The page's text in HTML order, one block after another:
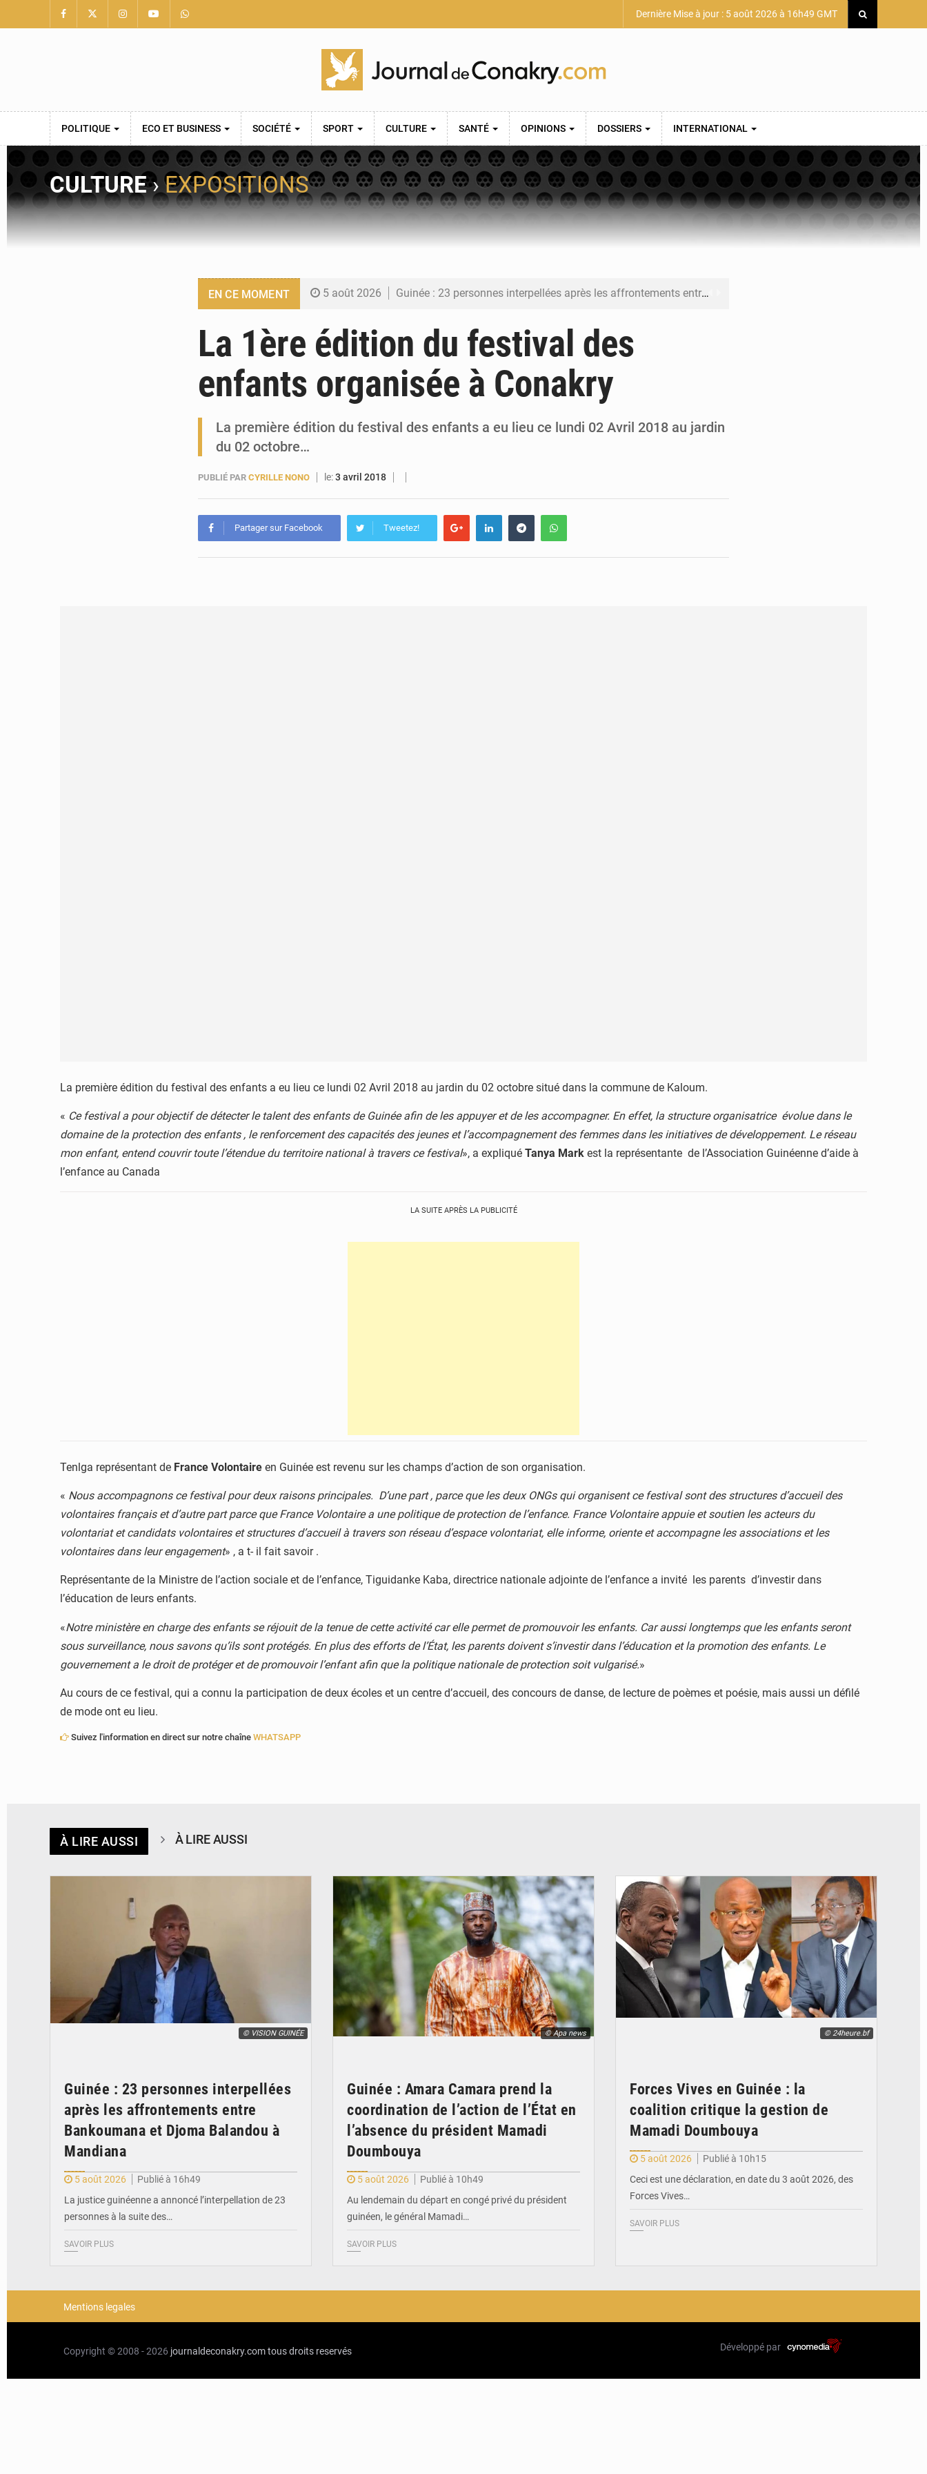
Dernière Mise à jour : 5 août 2026 à 16h49 GMT
POLITIQUE ECO ET BUSINESS SOCIÉTÉ SPORT CULTURE SANTÉ OPINIONS DOSSIERS INTERNATIONAL
CULTURE›EXPOSITIONS
EN CE MOMENT 5 août 2026 Guinée : 23 personnes interpellées après les affrontements entre Bankoumana et Djoma Balandou à Mandiana
5 août 2026 Forces Vives en Guinée : la coalition critique la gestion de Mamadi Doumbouya
4 août 2026 Guinée : Conakry explore un partenariat avec le groupe égyptien The Arab Contractors pour accélérer ses grands projets
La 1ère édition du festival des
enfants organisée à Conakry
La première édition du festival des enfants a eu lieu ce lundi 02 Avril 2018 au jardin
du 02 octobre…
PUBLIÉ PAR CYRILLE NONO le:3 avril 2018
Partager sur Facebook Tweetez!
La première édition du festival des enfants a eu lieu ce lundi 02 Avril 2018 au jardin du 02 octobre situé dans la commune de Kaloum.
« Ce festival a pour objectif de détecter le talent des enfants de Guinée afin de les appuyer et de les accompagner. En effet, la structure organisatrice évolue dans le
domaine de la protection des enfants , le renforcement des capacités des jeunes et l’accompagnement des femmes dans les initiatives de développement. Le réseau
mon enfant, entend couvrir toute l’étendue du territoire national à travers ce festival», a expliqué Tanya Mark est la représentante de l’Association Guinéenne d’aide à
l’enfance au Canada
LA SUITE APRÈS LA PUBLICITÉ
Tenlga représentant de France Volontaire en Guinée est revenu sur les champs d’action de son organisation.
« Nous accompagnons ce festival pour deux raisons principales. D’une part , parce que les deux ONGs qui organisent ce festival sont des structures d’accueil des
volontaires français et d’autre part parce que France Volontaire a une politique de protection de l’enfance. France Volontaire appuie et soutien les acteurs du
volontariat et candidats volontaires et structures d’accueil à travers son réseau d’espace volontariat, elle informe, oriente et accompagne les associations et les
volontaires dans leur engagement» , a t- il fait savoir .
Représentante de la Ministre de l’action sociale et de l’enfance, Tiguidanke Kaba, directrice nationale adjointe de l’enfance a invité les parents d’investir dans
l’éducation de leurs enfants.
«Notre ministère en charge des enfants se réjouit de la tenue de cette activité car elle permet de promouvoir les enfants. Car aussi longtemps que les enfants seront
sous surveillance, nous savons qu’ils sont protégés. En plus des efforts de l’État, les parents doivent s’investir dans l’éducation et la promotion des enfants. Le
gouvernement a le droit de protéger et de promouvoir l’enfant afin que la politique nationale de protection soit vulgarisé.»
Au cours de ce festival, qui a connu la participation de deux écoles et un centre d’accueil, des concours de danse, de lecture de poèmes et poésie, mais aussi un défilé
de mode ont eu lieu.
Suivez l'information en direct sur notre chaîne WHATSAPP
À LIRE AUSSI À LIRE AUSSI
© VISION GUINÉE
Guinée : 23 personnes interpellées
après les affrontements entre
Bankoumana et Djoma Balandou à
Mandiana
5 août 2026
Publié à 16h49
La justice guinéenne a annoncé l’interpellation de 23
personnes à la suite des…
SAVOIR PLUS
© Apa news
Guinée : Amara Camara prend la
coordination de l’action de l’État en
l’absence du président Mamadi
Doumbouya
5 août 2026
Publié à 10h49
Au lendemain du départ en congé privé du président
guinéen, le général Mamadi…
SAVOIR PLUS
© 24heure.bf
Forces Vives en Guinée : la
coalition critique la gestion de
Mamadi Doumbouya
5 août 2026
Publié à 10h15
Ceci est une déclaration, en date du 3 août 2026, des
Forces Vives…
SAVOIR PLUS
Mentions legales
Copyright © 2008 - 2026 journaldeconakry.comtous droits reservés Développé par